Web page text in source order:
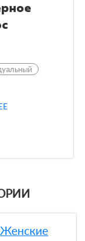
Женские